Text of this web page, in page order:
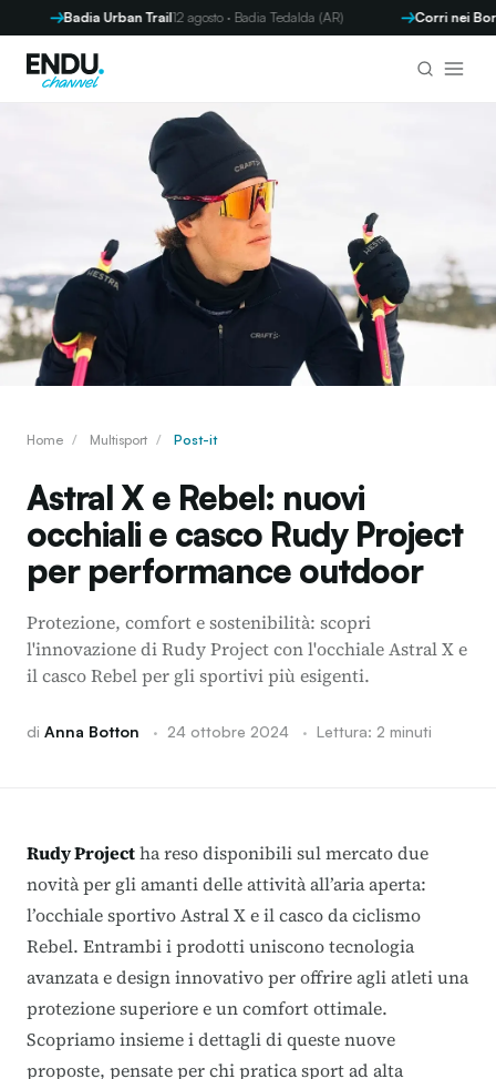
Badia Urban Trail12 agosto · Badia Tedalda (AR) Corri nei Borghi -
Home / Multisport / Post-it
Astral X e Rebel: nuovi
occhiali e casco Rudy Project
per performance outdoor
Protezione, comfort e sostenibilità: scopri
l'innovazione di Rudy Project con l'occhiale Astral X e
il casco Rebel per gli sportivi più esigenti.
di Anna Botton · 24 ottobre 2024 · Lettura: 2 minuti
Rudy Projectha reso disponibili sul mercato due
novità per gli amanti delle attività all’aria aperta:
l’occhiale sportivo Astral X e il casco da ciclismo
Rebel. Entrambi i prodotti uniscono tecnologia
avanzata e design innovativo per offrire agli atleti una
protezione superiore e un comfort ottimale.
Scopriamo insieme i dettagli di queste nuove
proposte, pensate per chi pratica sport ad alta